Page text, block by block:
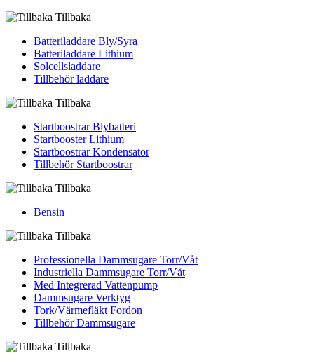
Tillbaka
Batteriladdare Bly/Syra
Batteriladdare Lithium
Solcellsladdare
Tillbehör laddare
Tillbaka
Startboostrar Blybatteri
Startbooster Lithium
Startboostrar Kondensator
Tillbehör Startboostrar
Tillbaka
Bensin
Tillbaka
Professionella Dammsugare Torr/Våt
Industriella Dammsugare Torr/Våt
Med Integrerad Vattenpump
Dammsugare Verktyg
Tork/Värmefläkt Fordon
Tillbehör Dammsugare
Tillbaka